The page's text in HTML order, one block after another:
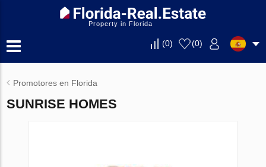
Property in Florida
(0) (0)
Promotores en Florida
SUNRISE HOMES